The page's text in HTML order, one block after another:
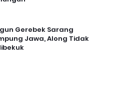
Gerebek Sarang
Jawa, Along Tidak